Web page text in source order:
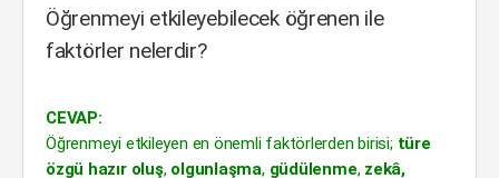
Öğrenmeyi etkileyebilecek öğrenen ile
faktörler nelerdir?
CEVAP:
Öğrenmeyi etkileyen en önemli faktörlerden birisi; türe
özgü hazır oluş, olgunlaşma, güdülenme, zekâ,